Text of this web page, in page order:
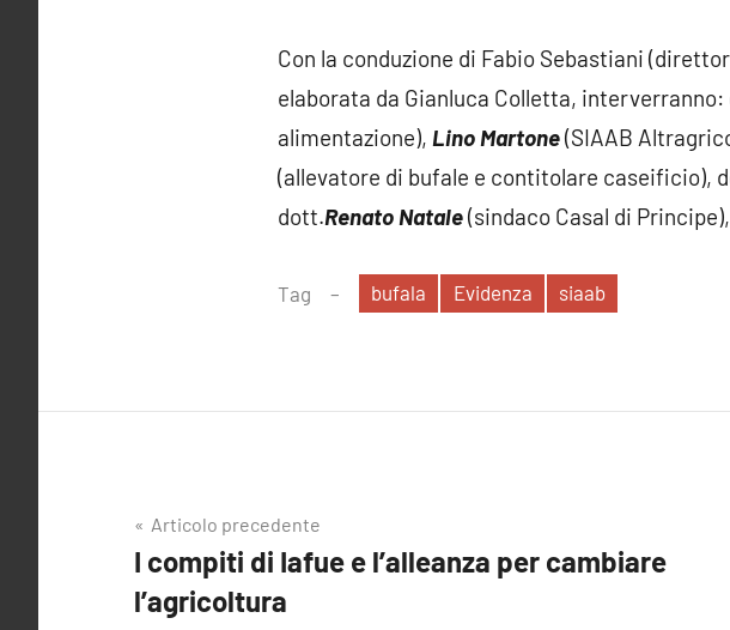
Con la conduzione di Fabio Sebastiani
elaborata da Gianluca Colletta,
alimentazione), Lino Martone(SIAAB
(allevatore di bufale e contitolare caseificio),
dott.Renato Natale(sindaco Casal di Principe),
Tag bufala Evidenza siaab
Navigazione
articoli
Articolo precedente
I compiti di Iafue e l’alleanza per cambiare
l’agricoltura